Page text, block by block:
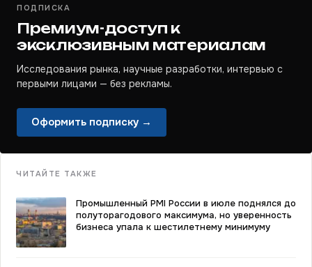
ПОДПИСКА
Премиум-доступ к
эксклюзивным материалам
Исследования рынка, научные разработки, интервью с
первыми лицами — без рекламы.
Оформить подписку →
ЧИТАЙТЕ ТАКЖЕ
Промышленный PMI России в июле поднялся до
полуторагодового максимума, но уверенность
бизнеса упала к шестилетнему минимуму